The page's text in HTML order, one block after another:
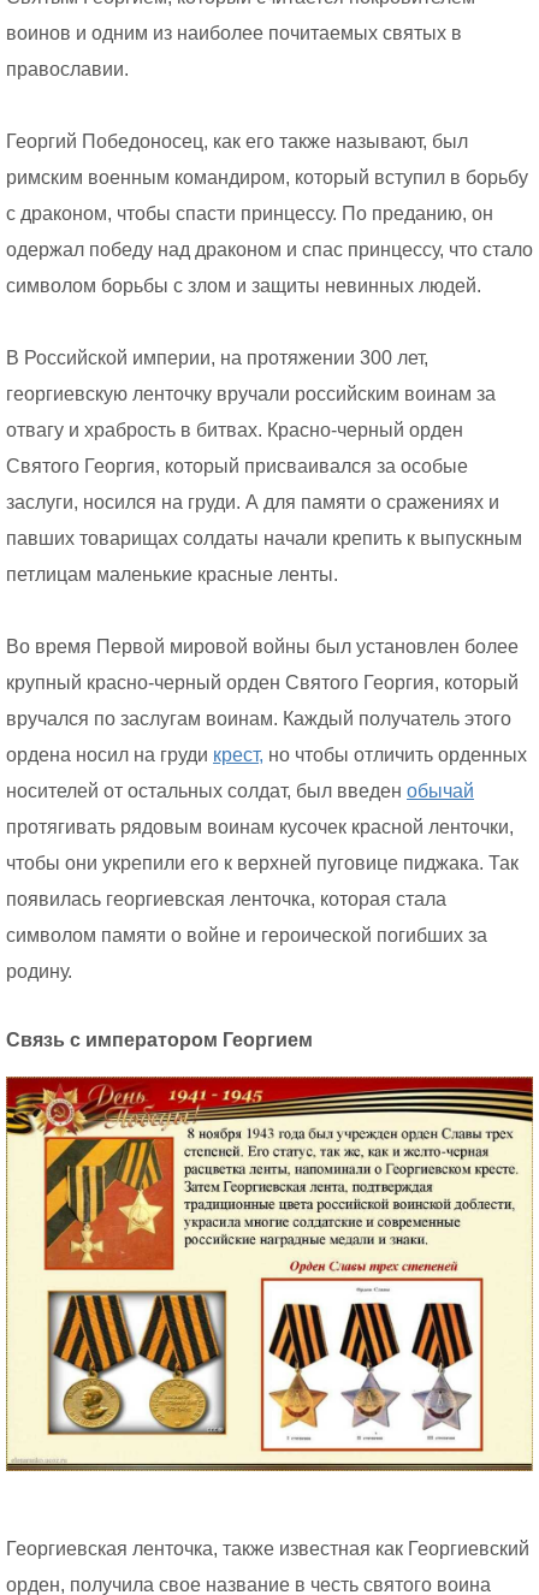
воинов и одним из наиболее почитаемых святых в
православии.
Георгий Победоносец, как его также называют, был
римским военным командиром, который вступил в борьбу
с драконом, чтобы спасти принцессу. По преданию, он
одержал победу над драконом и спас принцессу, что стало
символом борьбы с злом и защиты невинных людей.
В Российской империи, на протяжении 300 лет,
георгиевскую ленточку вручали российским воинам за
отвагу и храбрость в битвах. Красно-черный орден
Святого Георгия, который присваивался за особые
заслуги, носился на груди. А для памяти о сражениях и
павших товарищах солдаты начали крепить к выпускным
петлицам маленькие красные ленты.
Во время Первой мировой войны был установлен более
крупный красно-черный орден Святого Георгия, который
вручался по заслугам воинам. Каждый получатель этого
ордена носил на груди крест, но чтобы отличить орденных
носителей от остальных солдат, был введен обычай
протягивать рядовым воинам кусочек красной ленточки,
чтобы они укрепили его к верхней пуговице пиджака. Так
появилась георгиевская ленточка, которая стала
символом памяти о войне и героической погибших за
родину.
Связь с императором Георгием
Георгиевская ленточка, также известная как Георгиевский
орден, получила свое название в честь святого воина